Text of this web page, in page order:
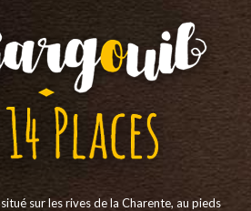
sur les rives de la Charente, au pieds